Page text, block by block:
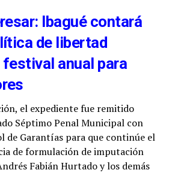
Ibagué contará
de libertad
anual para
el expediente fue remitido
Séptimo Penal Municipal con
de Garantías para que continúe el
de formulación de imputación
Fabián Hurtado y los demás